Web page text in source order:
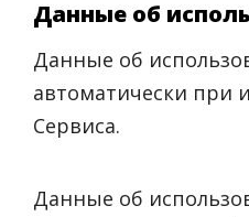
Данные об
Данные об
автоматически при
Сервиса.
Данные об